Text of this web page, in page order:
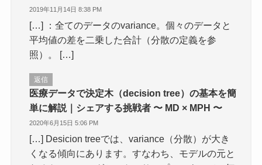
2019年11月14日 8:38 PM
[…] ：全てのデータのvariance。個々のデータと
平均値の差を二乗した合計（分散の定義を参
照）。 […]
返信
医療データで決定木（decision tree）の基本を簡
単に解説｜シェアする挑戦者 〜 MD × MPH 〜
2020年6月15日 5:06 PM
[…] Desicion treeでは、variance（分散）が大き
くなる傾向にあります。すなわち、モデルの元と